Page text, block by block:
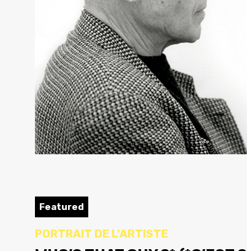
Featured
PORTRAIT DE L’ARTISTE